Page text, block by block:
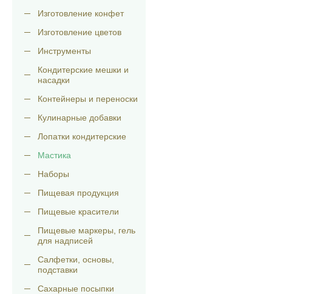
Изготовление конфет
Изготовление цветов
Инструменты
Кондитерские мешки и
насадки
Контейнеры и переноски
Кулинарные добавки
Лопатки кондитерские
Мастика
Наборы
Пищевая продукция
Пищевые красители
Пищевые маркеры, гель
для надписей
Салфетки, основы,
подставки
Сахарные посыпки